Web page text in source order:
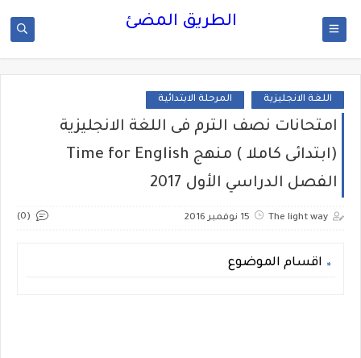
الطريق المضئ
اللغة الانجليزية المرحلة الابتدائية
امتحانات نصف الترم فى اللغة الانجليزية
(ابتدائى كاملا ) منهج Time for English
الفصل الدراسي الأول 2017
The light way 15 نوفمبر 2016 (0)
اقسام الموضوع